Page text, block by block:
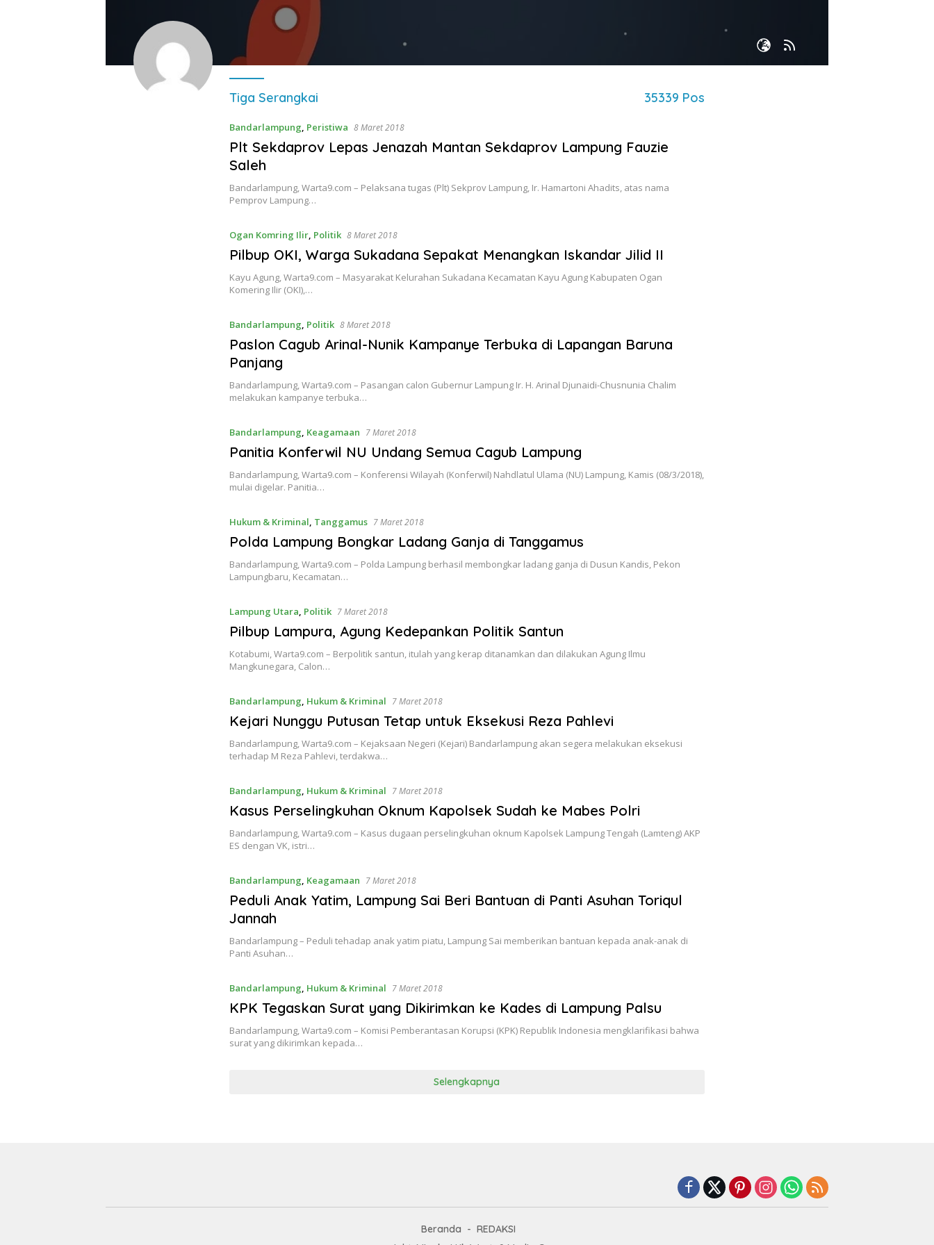
Tiga Serangkai 35339 Pos
Bandarlampung, Peristiwa 8 Maret 2018
Plt Sekdaprov Lepas Jenazah Mantan Sekdaprov Lampung Fauzie
Saleh
Bandarlampung, Warta9.com – Pelaksana tugas (Plt) Sekprov Lampung, Ir. Hamartoni Ahadits, atas nama
Pemprov Lampung…
Ogan Komring Ilir, Politik 8 Maret 2018
Pilbup OKI, Warga Sukadana Sepakat Menangkan Iskandar Jilid II
Kayu Agung, Warta9.com – Masyarakat Kelurahan Sukadana Kecamatan Kayu Agung Kabupaten Ogan
Komering Ilir (OKI),…
Bandarlampung, Politik 8 Maret 2018
Paslon Cagub Arinal-Nunik Kampanye Terbuka di Lapangan Baruna
Panjang
Bandarlampung, Warta9.com – Pasangan calon Gubernur Lampung Ir. H. Arinal Djunaidi-Chusnunia Chalim
melakukan kampanye terbuka…
Bandarlampung, Keagamaan 7 Maret 2018
Panitia Konferwil NU Undang Semua Cagub Lampung
Bandarlampung, Warta9.com – Konferensi Wilayah (Konferwil) Nahdlatul Ulama (NU) Lampung, Kamis (08/3/2018),
mulai digelar. Panitia…
Hukum & Kriminal, Tanggamus 7 Maret 2018
Polda Lampung Bongkar Ladang Ganja di Tanggamus
Bandarlampung, Warta9.com – Polda Lampung berhasil membongkar ladang ganja di Dusun Kandis, Pekon
Lampungbaru, Kecamatan…
Lampung Utara, Politik 7 Maret 2018
Pilbup Lampura, Agung Kedepankan Politik Santun
Kotabumi, Warta9.com – Berpolitik santun, itulah yang kerap ditanamkan dan dilakukan Agung Ilmu
Mangkunegara, Calon…
Bandarlampung, Hukum & Kriminal 7 Maret 2018
Kejari Nunggu Putusan Tetap untuk Eksekusi Reza Pahlevi
Bandarlampung, Warta9.com – Kejaksaan Negeri (Kejari) Bandarlampung akan segera melakukan eksekusi
terhadap M Reza Pahlevi, terdakwa…
Bandarlampung, Hukum & Kriminal 7 Maret 2018
Kasus Perselingkuhan Oknum Kapolsek Sudah ke Mabes Polri
Bandarlampung, Warta9.com – Kasus dugaan perselingkuhan oknum Kapolsek Lampung Tengah (Lamteng) AKP
ES dengan VK, istri…
Bandarlampung, Keagamaan 7 Maret 2018
Peduli Anak Yatim, Lampung Sai Beri Bantuan di Panti Asuhan Toriqul
Jannah
Bandarlampung – Peduli tehadap anak yatim piatu, Lampung Sai memberikan bantuan kepada anak-anak di
Panti Asuhan…
Bandarlampung, Hukum & Kriminal 7 Maret 2018
KPK Tegaskan Surat yang Dikirimkan ke Kades di Lampung Palsu
Bandarlampung, Warta9.com – Komisi Pemberantasan Korupsi (KPK) Republik Indonesia mengklarifikasi bahwa
surat yang dikirimkan kepada…
Selengkapnya
Beranda
REDAKSI